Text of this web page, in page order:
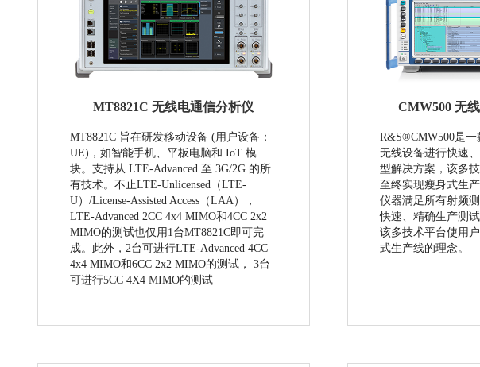
MT8821C 无线电通信分析仪
MT8821C 旨在研发移动设备 (用户设备：
UE)，如智能手机、平板电脑和 IoT 模
块。支持从 LTE-Advanced 至 3G/2G 的所
有技术。不止LTE-Unlicensed（LTE-
U）/License-Assisted Access（LAA），
LTE-Advanced 2CC 4x4 MIMO和4CC 2x2
MIMO的测试也仅用1台MT8821C即可完
成。此外，2台可进行LTE-Advanced 4CC
4x4 MIMO和6CC 2x2 MIMO的测试， 3台
可进行5CC 4X4 MIMO的测试
CMW500 无
R&S®CMW500是
无线设备进行快速
型解决方案，该多
至终实现瘦身式生
仪器满足所有射频
快速、精确生产测
该多技术平台使用
式生产线的理念。